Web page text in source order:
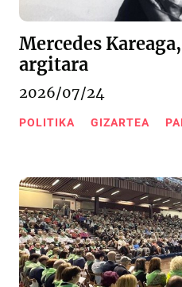
Mercedes
argitara
2026/07/24
POLITIKA GIZARTEA